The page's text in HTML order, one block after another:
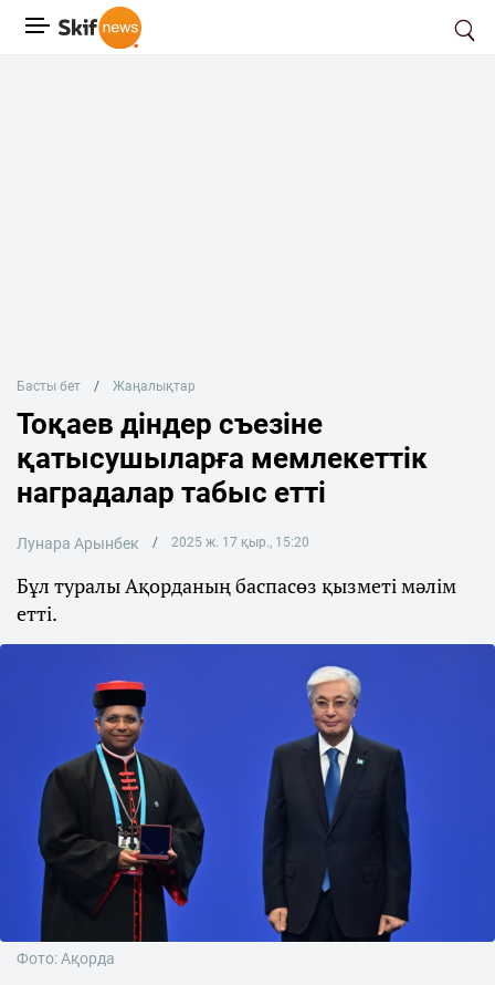
Басты бет Жаңалықтар
Тоқаев діндер съезіне
қатысушыларға мемлекеттік
наградалар табыс етті
Лунара Арынбек 2025 ж. 17 қыр., 15:20
Бұл туралы Ақорданың баспасөз қызметі мәлім
етті.
Фото: Ақорда